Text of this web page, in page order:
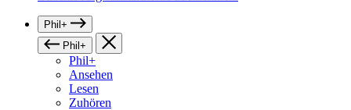
Phil+
Phil+
Phil+
Ansehen
Lesen
Zuhören